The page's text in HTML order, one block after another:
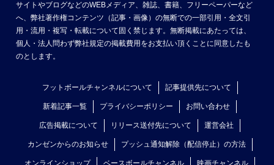
サイトやブログなどのWEBメディア、雑誌、書籍、フリーペーパーなど
へ、弊社著作権コンテンツ（記事・画像）の無断での一部引用・全文引
用・流用・複写・転載について固く禁じます。無断掲載にあたっては、
個人・法人問わず弊社規定の掲載費用をお支払い頂くことに同意したも
のとします。
フットボールチャンネルについて 記事提供先について
新着記事一覧 プライバシーポリシー お問い合わせ
広告掲載について リリース送付先について 運営会社
カンゼンからのお知らせ プッシュ通知解除（配信停止）の方法